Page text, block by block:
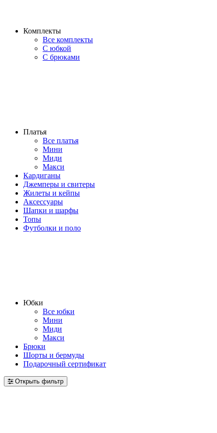
Комплекты
Все комплекты
С юбкой
С брюками
Платья
Все платья
Мини
Миди
Макси
Кардиганы
Джемперы и свитеры
Жилеты и кейпы
Аксессуары
Шапки и шарфы
Топы
Футболки и поло
Юбки
Все юбки
Мини
Миди
Макси
Брюки
Шорты и бермуды
Подарочный сертификат
Открыть фильтр